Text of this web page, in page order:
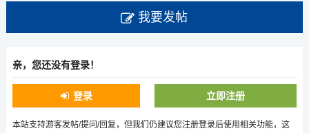
我要发帖
亲，您还没有登录！
登录 立即注册
本站支持游客发帖/提问/回复，但我们仍建议您注册登录后使用相关功能，这